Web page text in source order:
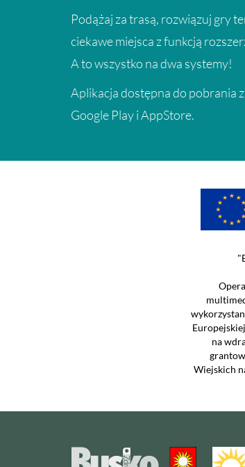
Podążaj za trasą, rozwiązuj gry
ciekawe miejsca z funkcją
A to wszystko na dwa systemy!
Aplikacja dostępna do pobrania
Google Play i AppStore.
na
Wiejskich